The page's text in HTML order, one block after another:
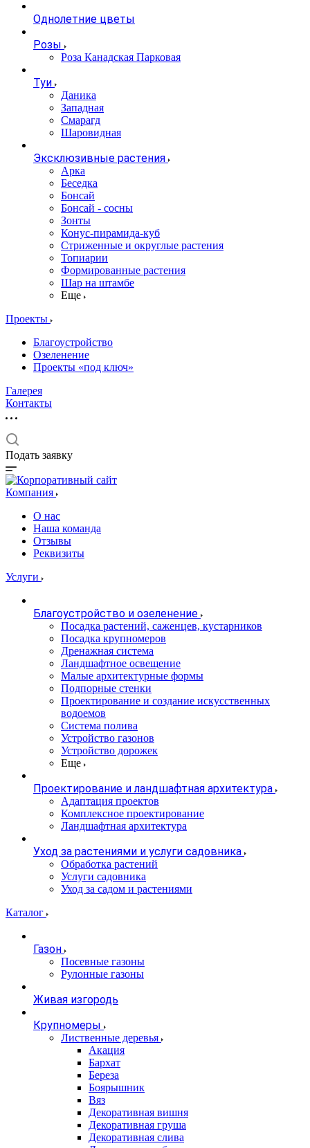
Однолетние цветы
Розы
Роза Канадская Парковая
Туи
Даника
Западная
Смарагд
Шаровидная
Эксклюзивные растения
Арка
Беседка
Бонсай
Бонсай - сосны
Зонты
Конус-пирамида-куб
Стриженные и округлые растения
Топиарии
Формированные растения
Шар на штамбе
Еще
Проекты
Благоустройство
Озеленение
Проекты «под ключ»
Галерея
Контакты
Подать заявку
Компания
О нас
Наша команда
Отзывы
Реквизиты
Услуги
Благоустройство и озеленение
Посадка растений, саженцев, кустарников
Посадка крупномеров
Дренажная система
Ландшафтное освещение
Малые архитектурные формы
Подпорные стенки
Проектирование и создание искусственных
водоемов
Система полива
Устройство газонов
Устройство дорожек
Еще
Проектирование и ландшафтная архитектура
Адаптация проектов
Комплексное проектирование
Ландшафтная архитектура
Уход за растениями и услуги садовника
Обработка растений
Услуги садовника
Уход за садом и растениями
Каталог
Газон
Посевные газоны
Рулонные газоны
Живая изгородь
Крупномеры
Лиственные деревья
Акация
Бархат
Береза
Боярышник
Вяз
Декоративная вишня
Декоративная груша
Декоративная слива